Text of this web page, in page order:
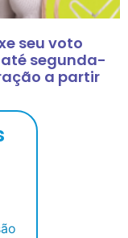
seu voto
segunda-
a partir